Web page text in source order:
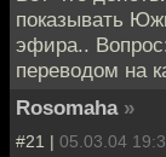
показывать
эфира..
переводом на
Rosomaha »
#21 | 05.03.04